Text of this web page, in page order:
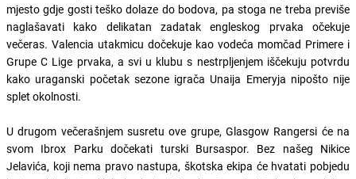
mjesto gdje gosti teško dolaze do bodova, pa stoga ne treba previše
naglašavati kako delikatan zadatak engleskog prvaka očekuje
večeras. Valencia utakmicu dočekuje kao vodeća momčad Primere i
Grupe C Lige prvaka, a svi u klubu s nestrpljenjem iščekuju potvrdu
kako uraganski početak sezone igrača Unaija Emeryja nipošto nije
splet okolnosti.
U drugom večerašnjem susretu ove grupe, Glasgow Rangersi će na
svom Ibrox Parku dočekati turski Bursaspor. Bez našeg Nikice
Jelavića, koji nema pravo nastupa, škotska ekipa će hvatati pobjedu